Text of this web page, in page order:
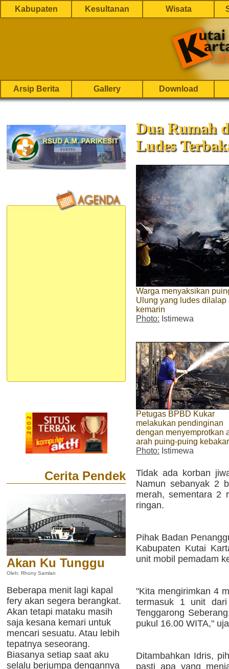
Kabupaten Kesultanan Wisata
Arsip Berita Gallery Download
Cerita Pendek
Akan Ku Tunggu
Oleh: Rhony Samlan
Beberapa menit lagi kapal
fery akan segera berangkat.
Akan tetapi mataku masih
saja kesana kemari untuk
mencari sesuatu. Atau lebih
tepatnya seseorang.
Biasanya setiap saat aku
selalu berjumpa dengannya
Dua Rumah
Ludes
Warga menyaksikan
Ulung yang ludes dilalap
kemarin
Photo: Istimewa
Petugas BPBD Kukar
melakukan pendinginan
dengan menyemprotkan
arah puing-puing
Photo: Istimewa
Tidak ada korban
Namun sebanyak 2
merah, sementara 2
ringan.
Pihak Badan
Kabupaten Kutai
unit mobil pemadam
"Kita mengirimkan 4
termasuk 1 unit dari
Tenggarong
pukul 16.00 WITA,"
Ditambahkan Idris,
pasti apa yang